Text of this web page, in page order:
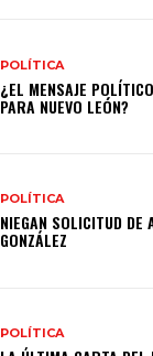
POLÍTICA
¿EL MENSAJE
PARA NUEVO LEÓN?
POLÍTICA
NIEGAN SOLICITUD DE
GONZÁLEZ
POLÍTICA